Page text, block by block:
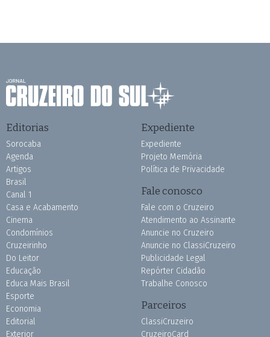
Editorias
Sorocaba
Agenda
Artigos
Brasil
Canal 1
Casa e Acabamento
Cinema
Condomínios
Cruzeirinho
Do Leitor
Educação
Educa Mais Brasil
Esporte
Economia
Editorial
Exterior
Expediente
Expediente
Projeto Memória
Política de Privacidade
Fale conosco
Fale com o Cruzeiro
Atendimento ao Assinante
Anuncie no Cruzeiro
Anuncie no ClassiCruzeiro
Publicidade Legal
Repórter Cidadão
Trabalhe Conosco
Parceiros
ClassiCruzeiro
CruzeiroCard